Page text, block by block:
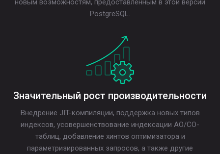
новым возможностям, предоставленным в этой версии
PostgreSQL.
Значительный рост производительности
Внедрение JIT-компиляции, поддержка новых типов
индексов, усовершенствование индексации AO/CO-
таблиц, добавление хинтов оптимизатора и
параметризированных запросов, а также другие